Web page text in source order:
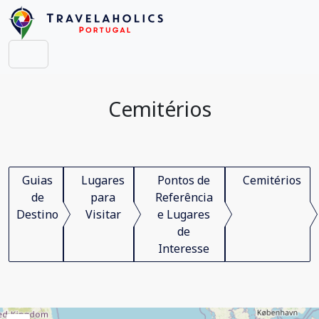
Cemitérios
Guias
de
Destino
Lugares
para
Visitar
Pontos de
Referência
e Lugares
de
Interesse
Cemitérios